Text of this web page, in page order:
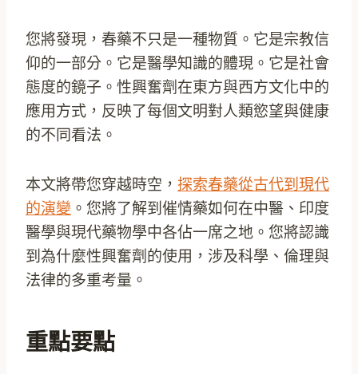
您將發現，春藥不只是一種物質。它是宗教信
仰的一部分。它是醫學知識的體現。它是社會
態度的鏡子。性興奮劑在東方與西方文化中的
應用方式，反映了每個文明對人類慾望與健康
的不同看法。
本文將帶您穿越時空， 探索春藥從古代到現代
的演變 。您將了解到催情藥如何在中醫、印度
醫學與現代藥物學中各佔一席之地。您將認識
到為什麼性興奮劑的使用，涉及科學、倫理與
法律的多重考量。
重點要點